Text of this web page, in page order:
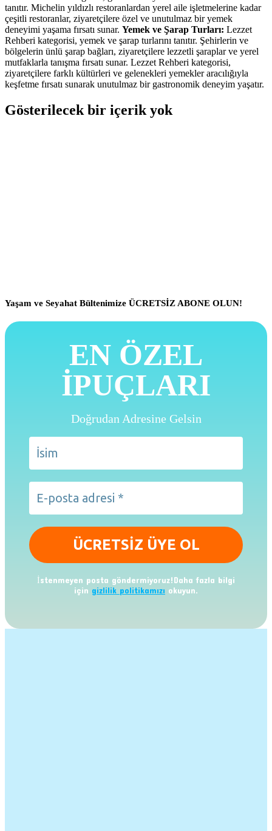
tanıtır. Michelin yıldızlı restoranlardan yerel aile işletmelerine kadar
çeşitli restoranlar, ziyaretçilere özel ve unutulmaz bir yemek
deneyimi yaşama fırsatı sunar. Yemek ve Şarap Turları: Lezzet
Rehberi kategorisi, yemek ve şarap turlarını tanıtır. Şehirlerin ve
bölgelerin ünlü şarap bağları, ziyaretçilere lezzetli şaraplar ve yerel
mutfaklarla tanışma fırsatı sunar. Lezzet Rehberi kategorisi,
ziyaretçilere farklı kültürleri ve gelenekleri yemekler aracılığıyla
keşfetme fırsatı sunarak unutulmaz bir gastronomik deneyim yaşatır.
Gösterilecek bir içerik yok
Yaşam ve Seyahat Bültenimize ÜCRETSİZ ABONE OLUN!
EN ÖZEL
İPUÇLARI
Doğrudan Adresine Gelsin
İstenmeyen posta göndermiyoruz!Daha fazla bilgi
için gizlilik politikamızı okuyun.